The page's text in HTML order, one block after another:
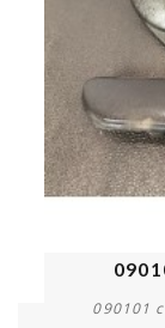
090101